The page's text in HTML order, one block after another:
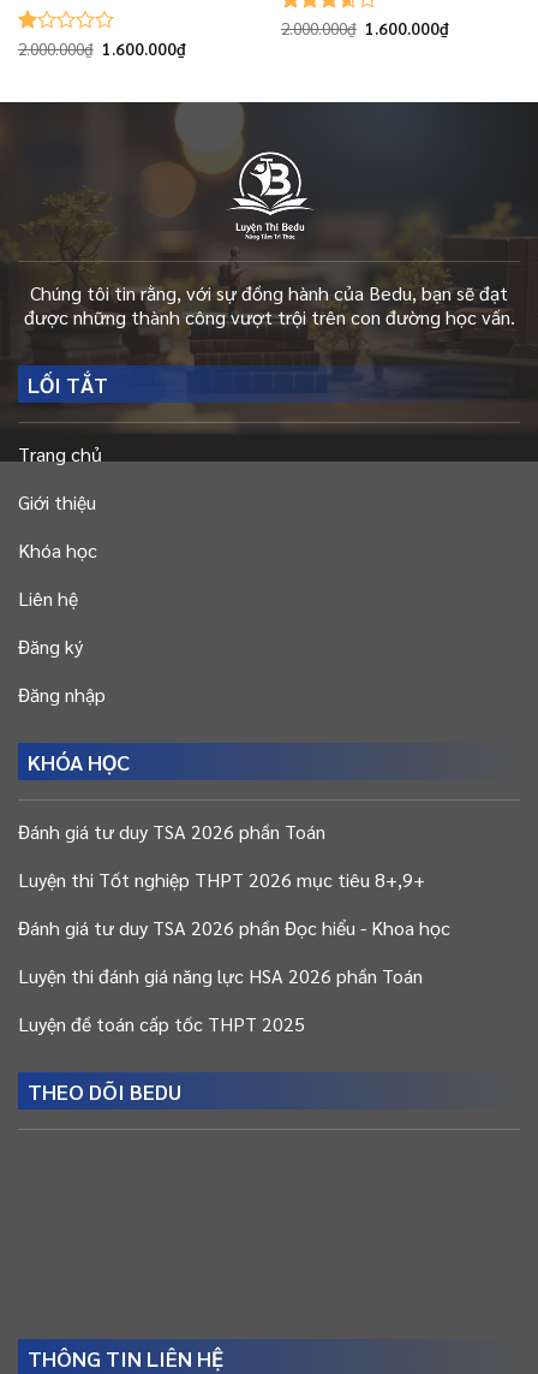
Được
1.00
2.000.000₫ Giá
gốc
1.600.000₫Giá
hiện
1.600.000₫.
Được
sao
2.000.000₫ Giá
gốc
1.600.000₫Giá
hiện
Chúng tôi tin rằng, với sự đồng hành của Bedu, bạn sẽ đạt
được những thành công vượt trội trên con đường học vấn.
LỐI TẮT
Trang chủ
Giới thiệu
Khóa học
Liên hệ
Đăng ký
Đăng nhập
KHÓA HỌC
Đánh giá tư duy TSA 2026 phần Toán
Luyện thi Tốt nghiệp THPT 2026 mục tiêu 8+,9+
Đánh giá tư duy TSA 2026 phần Đọc hiểu - Khoa học
Luyện thi đánh giá năng lực HSA 2026 phần Toán
Luyện đề toán cấp tốc THPT 2025
THEO DÕI BEDU
THÔNG TIN LIÊN HỆ